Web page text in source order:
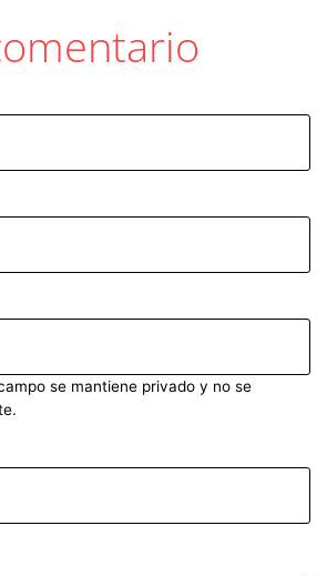
se mantiene privado y no se